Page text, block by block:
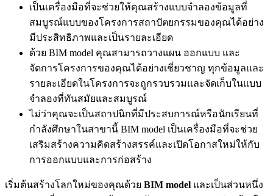
เป็นเครื่องมือที่จะช่วยให้คุณสร้างแบบจำลองข้อมูลที่
สมบูรณ์แบบของโครงการสถาปัตยกรรมของคุณได้อย่าง
มีประสิทธิภาพและเป็นรายละเอียด
ด้วย BIM model คุณสามารถวางแผน ออกแบบ และ
จัดการโครงการของคุณได้อย่างเชี่ยวชาญ ทุกข้อมูลและ
รายละเอียดในโครงการจะถูกรวบรวมและจัดเก็บในแบบ
จำลองที่ทันสมัยและสมบูรณ์
ไม่ว่าคุณจะเป็นสถาปนิกที่มีประสบการณ์หรือนักเรียนที่
กำลังศึกษาในสาขานี้ BIM model เป็นเครื่องมือที่จะช่วย
เสริมสร้างความคิดสร้างสรรค์และเปิดโอกาสใหม่ให้กับ
การออกแบบและการก่อสร้าง
เริ่มต้นสร้างโลกใหม่ของคุณด้วย BIM model และเป็นส่วนหนึ่ง